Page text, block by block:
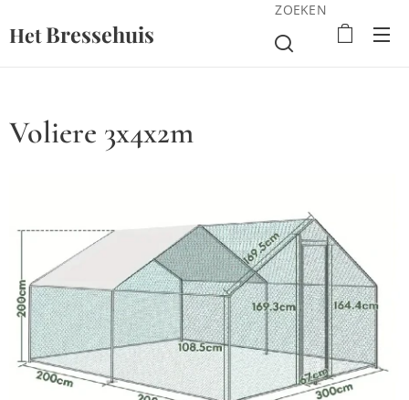
HetBressehuis
ZOEKEN
Voliere 3x4x2m